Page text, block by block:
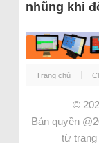
nhũng khi
Trang chủ
©
Bản quyền
từ